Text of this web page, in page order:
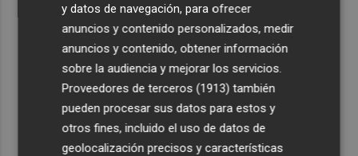
y datos de navegación, para ofrecer
anuncios y contenido personalizados, medir
anuncios y contenido, obtener información
sobre la audiencia y mejorar los servicios.
Proveedores de terceros (1913) también
pueden procesar sus datos para estos y
otros fines, incluido el uso de datos de
geolocalización precisos y características